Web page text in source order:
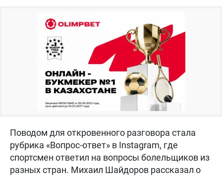
Поводом для откровенного разговора стала
рубрика «Вопрос-ответ» в Instagram, где
спортсмен ответил на вопросы болельщиков из
разных стран. Михаил Шайдоров рассказал о